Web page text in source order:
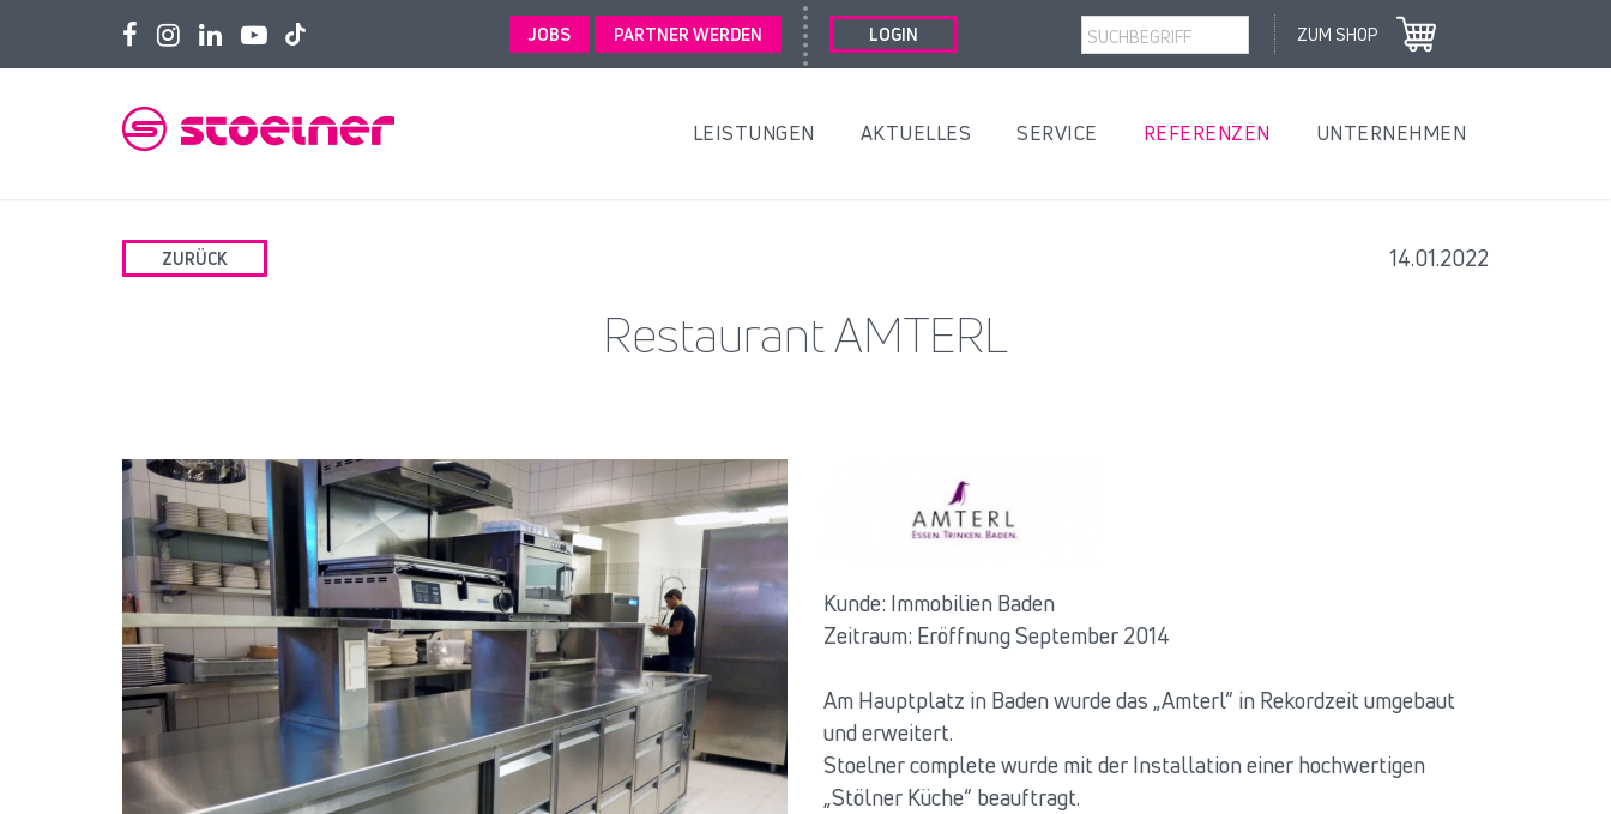
JOBS PARTNER WERDEN LOGIN ZUM SHOP
LEISTUNGEN AKTUELLES SERVICE REFERENZEN UNTERNEHMEN
ZURÜCK 14.01.2022
Restaurant AMTERL
Kunde: Immobilien Baden
Zeitraum: Eröffnung September 2014
Am Hauptplatz in Baden wurde das „Amterl“ in Rekordzeit umgebaut
und erweitert.
Stoelner complete wurde mit der Installation einer hochwertigen
„Stölner Küche“ beauftragt.